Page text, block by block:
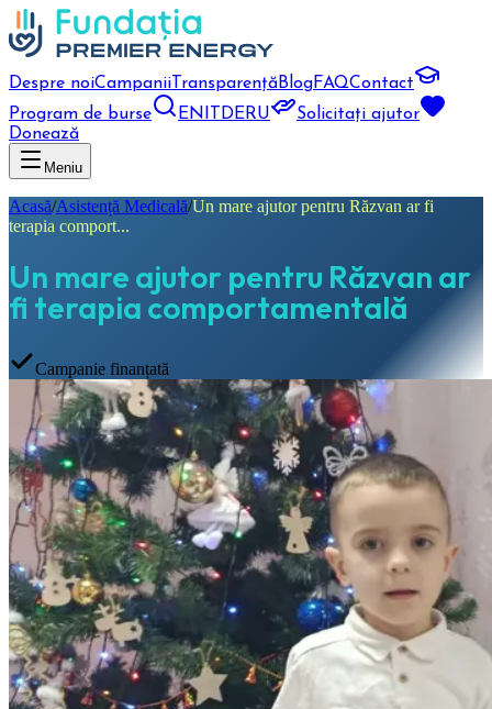
Despre noiCampanii TransparențăBlogFAQContact
Program de burse
EN DERU
Solicitați ajutor
Donează
Meniu
Acasă/Asistență Medicală/Un mare ajutor pentru Răzvan ar fi
terapia comport...
Un mare ajutor pentru Răzvan ar
fi terapia comportamentală
Campanie finanțată